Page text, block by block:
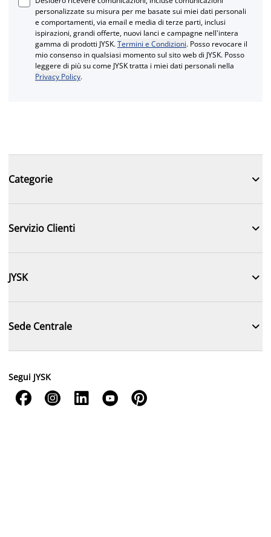
personalizzate su misura per me basate sui miei dati personali
e comportamenti, via email e media di terze parti, inclusi
ispirazioni, grandi offerte, nuovi lanci e campagne nell'intera
gamma di prodotti JYSK.Termini e Condizioni. Posso revocare il
mio consenso in qualsiasi momento sul sito web di JYSK. Posso
leggere di più su come JYSK tratta i miei dati personali nella
Privacy Policy.
Categorie 
Servizio Clienti 
JYSK 
Sede Centrale 
Segui JYSK
    